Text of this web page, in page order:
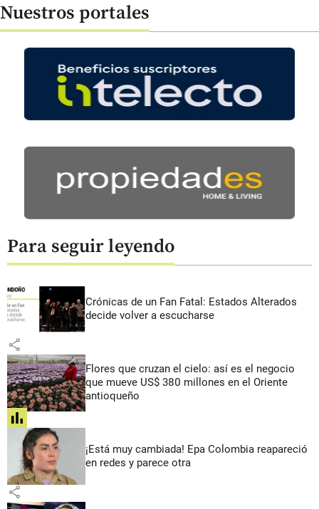
Nuestros portales
Para seguir leyendo
Crónicas de un Fan Fatal: Estados Alterados
decide volver a escucharse
share
Flores que cruzan el cielo: así es el negocio
que mueve US$ 380 millones en el Oriente
antioqueño
share
¡Está muy cambiada! Epa Colombia reapareció
en redes y parece otra
share